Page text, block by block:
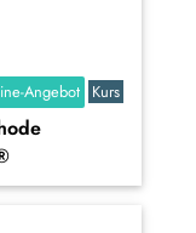
Angebot Kurs